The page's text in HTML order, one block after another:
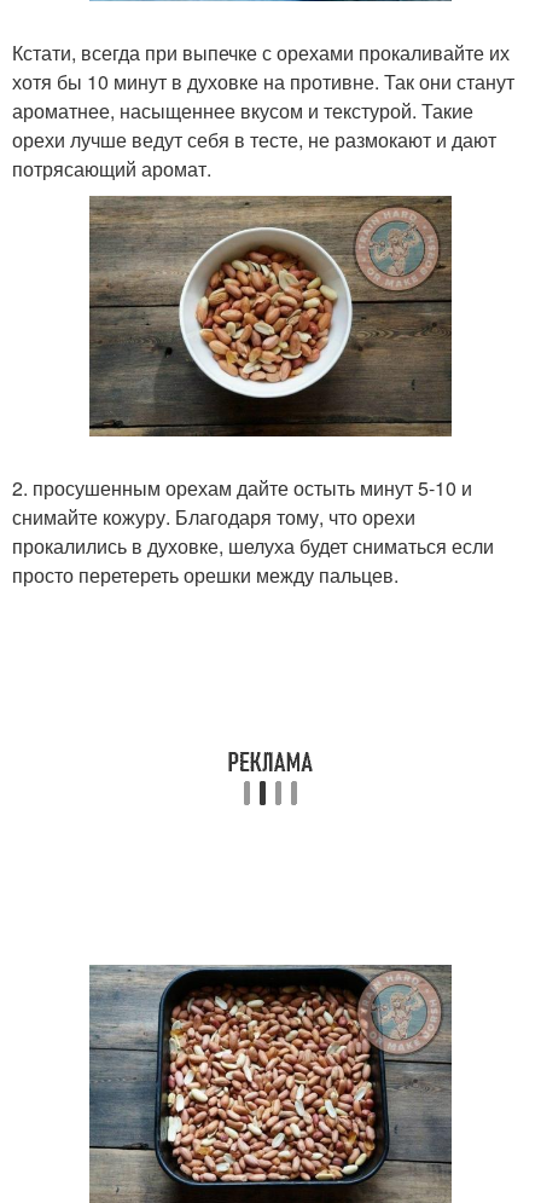
Кстати, всегда при выпечке с орехами прокаливайте их
хотя бы 10 минут в духовке на противне. Так они станут
ароматнее, насыщеннее вкусом и текстурой. Такие
орехи лучше ведут себя в тесте, не размокают и дают
потрясающий аромат.
2. просушенным орехам дайте остыть минут 5-10 и
снимайте кожуру. Благодаря тому, что орехи
прокалились в духовке, шелуха будет сниматься если
просто перетереть орешки между пальцев.